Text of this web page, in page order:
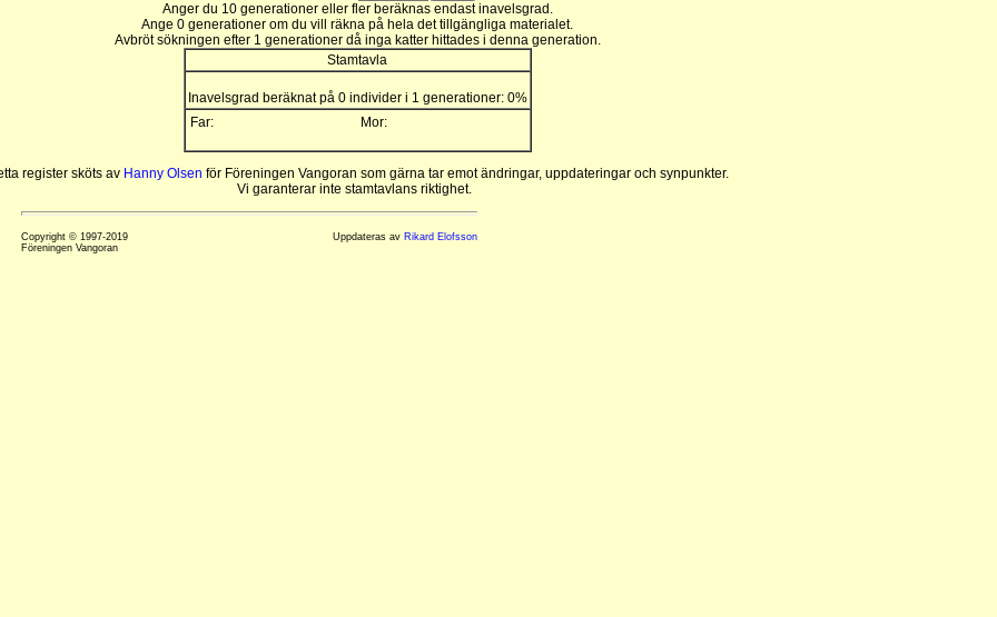
Anger du 10 generationer eller fler beräknas endast inavelsgrad.
Ange 0 generationer om du vill räkna på hela det tillgängliga materialet.
Avbröt sökningen efter 1 generationer då inga katter hittades i denna generation.
Stamtavla
Inavelsgrad beräknat på 0 individer i 1 generationer: 0%
Far:
Mor:
register sköts av Hanny Olsen för Föreningen Vangoran som gärna tar emot ändringar, uppdateringar och synpunkter.
Vi garanterar inte stamtavlans riktighet.
Copyright © 1997-2019
Föreningen Vangoran
Uppdateras av Rikard Elofsson